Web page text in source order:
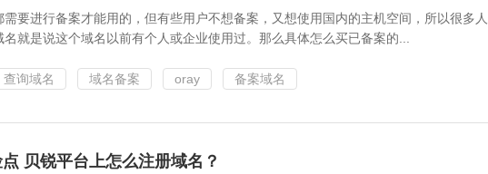
要进行备案才能用的，但有些用户不想备案，又想使用国内的主机空间，所以很多
就是说这个域名以前有个人或企业使用过。那么具体怎么买已备案的...
查询域名 域名备案 oray 备案域名
贝锐平台上怎么注册域名？